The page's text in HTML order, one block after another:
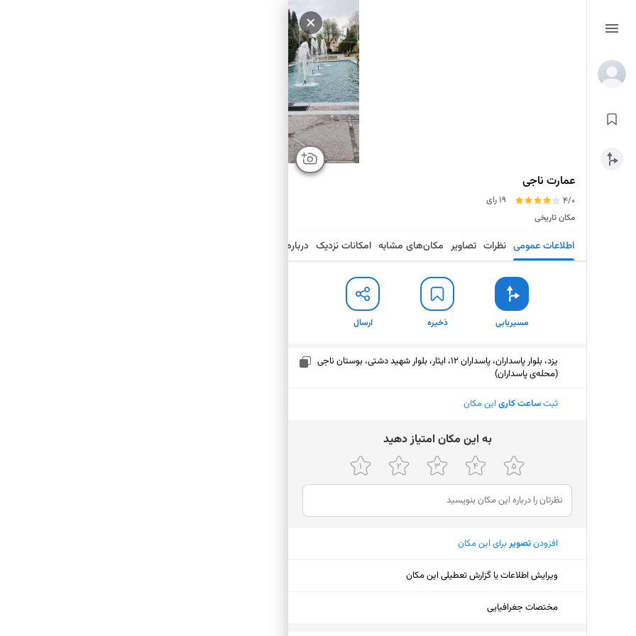
عمارت ناجی
4/0
19 رای
مکان تاریخی
اطلاعات عمومی نظرات تصاویر مکان‌های مشابه امکانات نزدیک درباره
مسیریابی ذخیره ارسال
یزد، بلوار پاسداران، پاسداران 12، ایثار، بلوار شهید دشتی، بوستان ناجی
(محله‌ی پاسداران)
ثبتساعت کاری این مکان
ﺑﻪ اﯾﻦ ﻣﮑﺎن اﻣﺘﯿﺎز دﻫﯿﺪ
افزودنتصویربرای این مکان
ویرایش اطلاعات یا گزارش تعطیلی این مکان
مختصات جغرافیایی